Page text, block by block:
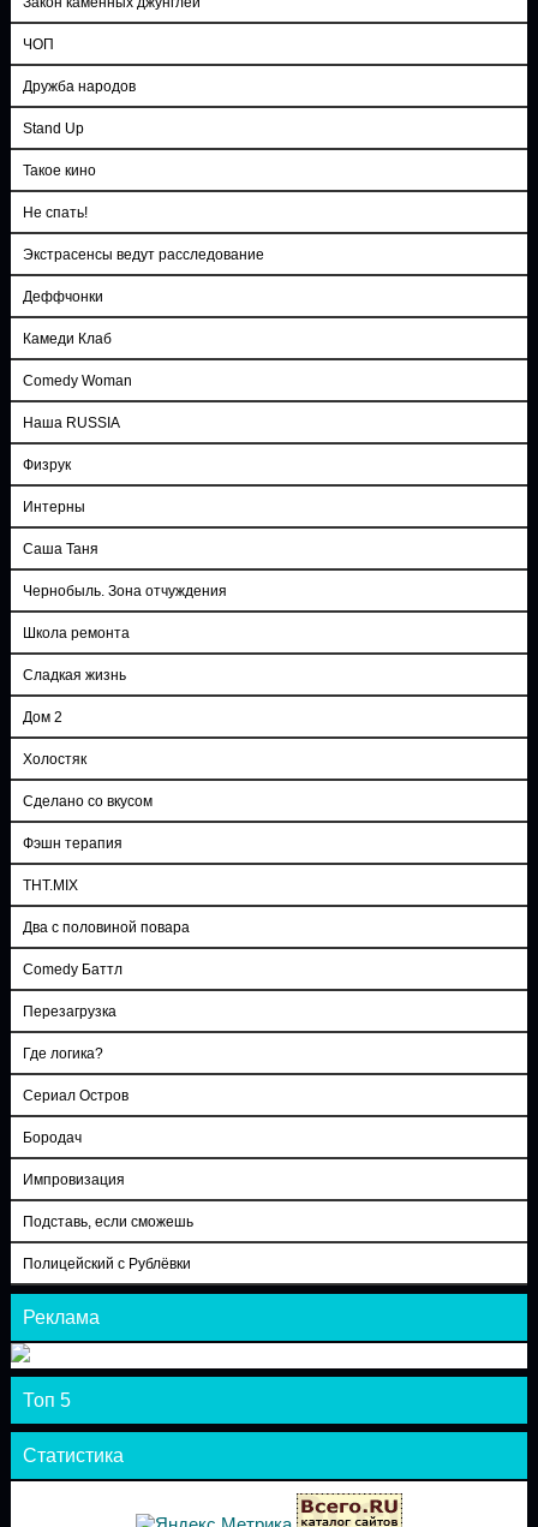
ЧОП
Дружба народов
Stand Up
Такое кино
Не спать!
Экстрасенсы ведут расследование
Деффчонки
Камеди Клаб
Comedy Woman
Наша RUSSIA
Физрук
Интерны
Саша Таня
Чернобыль. Зона отчуждения
Школа ремонта
Сладкая жизнь
Дом 2
Холостяк
Сделано со вкусом
Фэшн терапия
ТНТ.MIX
Два с половиной повара
Comedy Баттл
Перезагрузка
Где логика?
Сериал Остров
Бородач
Импровизация
Подставь, если сможешь
Полицейский с Рублёвки
Реклама
Топ 5
Статистика